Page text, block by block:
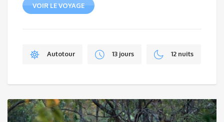
VOIR LE VOYAGE
Autotour 13 jours 12 nuits